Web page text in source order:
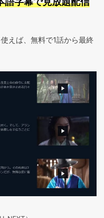
えば、無料で1話から最終